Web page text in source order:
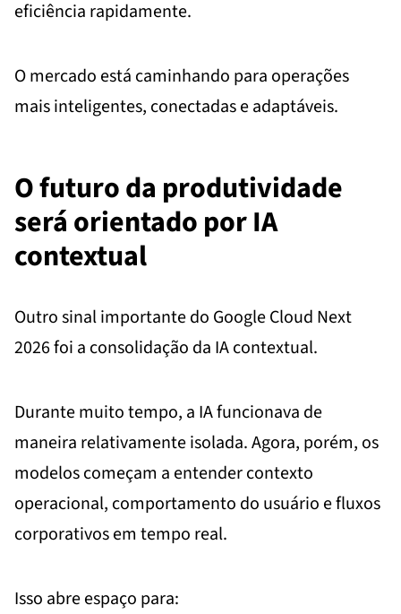
eficiência rapidamente.
O mercado está caminhando para operações
mais inteligentes, conectadas e adaptáveis.
O futuro da produtividade
será orientado por IA
contextual
Outro sinal importante do Google Cloud Next
2026 foi a consolidação da IA contextual.
Durante muito tempo, a IA funcionava de
maneira relativamente isolada. Agora, porém, os
modelos começam a entender contexto
operacional, comportamento do usuário e fluxos
corporativos em tempo real.
Isso abre espaço para: